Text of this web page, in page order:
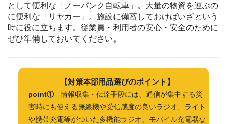
として便利な「ノーパンク自転車」。大量の物資を運ぶの
に便利な「リヤカー」。施設に備蓄しておけばいざという
時に役に立ちます。従業員・利用者の安心・安全のために
ぜひ準備しておいてください。
【対策本部用品選びのポイント】
point①情報収集・伝達手段には、通信が集中する災
害時にも使える無線機や受信感度の良いラジオ、ライト
や携帯充電等がついた多機能ラジオ、モバイル充電器な